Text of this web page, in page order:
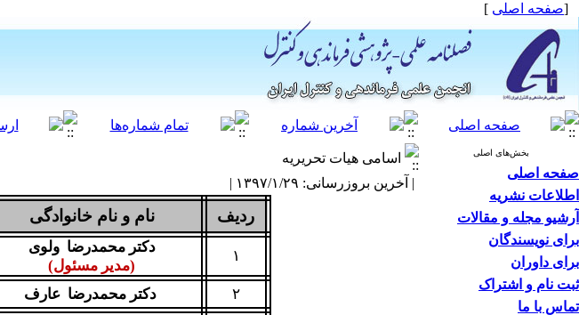
[صفحه اصلی ]
بخش‌های اصلی
صفحه اصلی
اطلاعات نشریه
آرشیو مجله و مقالات
برای نویسندگان
برای داوران
ثبت نام و اشتراک
تماس با ما
اسامی هیات تحریریه
| آخرین بروزرسانی: ۱۳۹۷/۱/۲۹ |
ردیف نام و نام خانوادگی
۱
دکتر محمدرضا ولوی
(مدیر مسئول)
۲ دکتر محمدرضا عارف